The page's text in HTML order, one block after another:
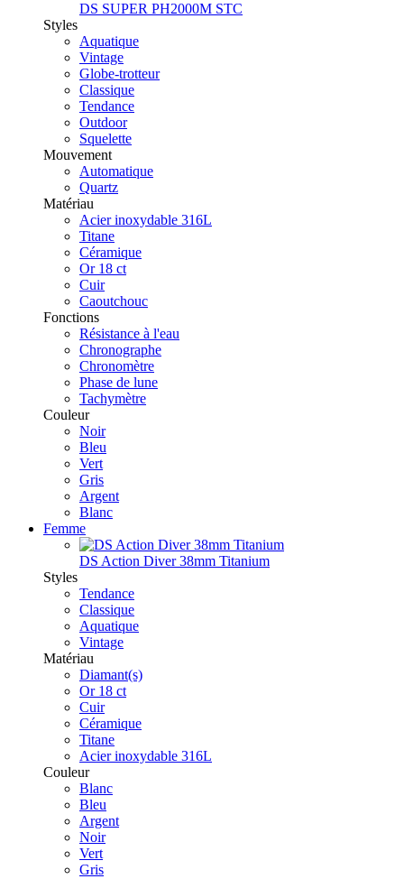
DS SUPER PH2000M STC
Styles
Aquatique
Vintage
Globe-trotteur
Classique
Tendance
Outdoor
Squelette
Mouvement
Automatique
Quartz
Matériau
Acier inoxydable 316L
Titane
Céramique
Or 18 ct
Cuir
Caoutchouc
Fonctions
Résistance à l'eau
Chronographe
Chronomètre
Phase de lune
Tachymètre
Couleur
Noir
Bleu
Vert
Gris
Argent
Blanc
Femme
DS Action Diver 38mm Titanium
Styles
Tendance
Classique
Aquatique
Vintage
Matériau
Diamant(s)
Or 18 ct
Cuir
Céramique
Titane
Acier inoxydable 316L
Couleur
Blanc
Bleu
Argent
Noir
Vert
Gris